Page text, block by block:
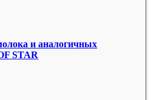
и аналогичных
STAR